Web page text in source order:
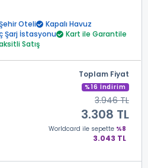
Oteli
Kapalı Havuz
Şarj İstasyonu
Kart ile Garantile
Satış
Toplam Fiyat
%16 İndirim
3.946 TL
3.308 TL
Worldcard ile sepette %8
3.043 TL